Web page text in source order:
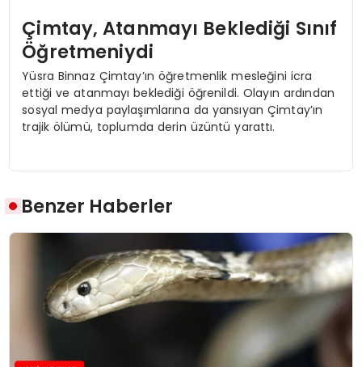
Çimtay, Atanmayı Beklediği Sınıf
Öğretmeniydi
Yüsra Binnaz Çimtay’ın öğretmenlik mesleğini icra
ettiği ve atanmayı beklediği öğrenildi. Olayın ardından
sosyal medya paylaşımlarına da yansıyan Çimtay’ın
trajik ölümü, toplumda derin üzüntü yarattı.
Benzer Haberler